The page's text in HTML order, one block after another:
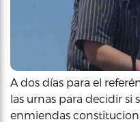
A dos días para el
las urnas para decidir si
enmiendas